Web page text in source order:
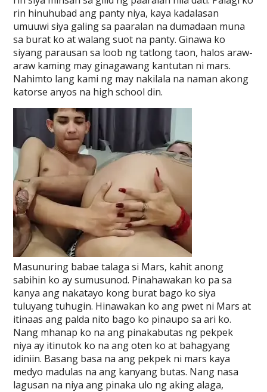
rin hinuhubad ang panty niya, kaya kadalasan
umuuwi siya galing sa paaralan na dumadaan muna
sa burat ko at walang suot na panty. Ginawa ko
siyang parausan sa loob ng tatlong taon, halos araw-
araw kaming may ginagawang kantutan ni mars.
Nahimto lang kami ng may nakilala na naman akong
katorse anyos na high school din.
Masunuring babae talaga si Mars, kahit anong
sabihin ko ay sumusunod. Pinahawakan ko pa sa
kanya ang nakatayo kong burat bago ko siya
tuluyang tuhugin. Hinawakan ko ang pwet ni Mars at
itinaas ang palda nito bago ko pinaupo sa ari ko.
Nang mhanap ko na ang pinakabutas ng pekpek
niya ay itinutok ko na ang oten ko at bahagyang
idiniin. Basang basa na ang pekpek ni mars kaya
medyo madulas na ang kanyang butas. Nang nasa
lagusan na niya ang pinaka ulo ng aking alaga,